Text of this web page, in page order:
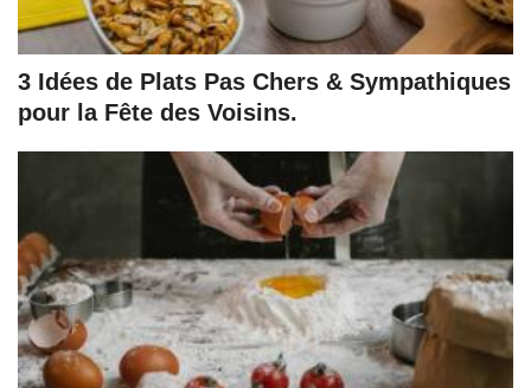
3 Idées de Plats Pas Chers & Sympathiques
pour la Fête des Voisins.